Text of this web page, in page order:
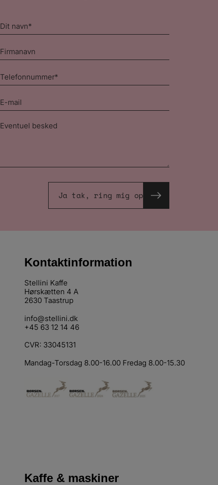
Dit
navn
Firmanavn
Telefonnummer
*
E-
mail
Besked
Ja tak, ring mig op
Kontaktinformation
Stellini Kaffe
Hørskætten 4 A
2630 Taastrup
info@stellini.dk
+45 63 12 14 46
CVR: 33045131
Mandag-Torsdag 8.00-16.00 Fredag 8.00-15.30
Kaffe & maskiner